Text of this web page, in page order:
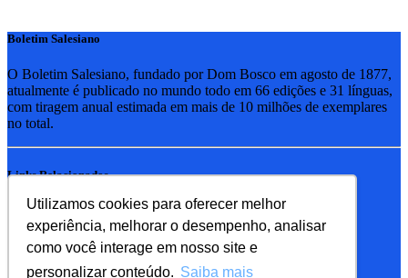
Utilizamos cookies para oferecer melhor
experiência, melhorar o desempenho, analisar
como você interage em nosso site e
personalizar conteúdo. Saiba mais
Boletim Salesiano
O Boletim Salesiano, fundado por Dom Bosco em agosto de 1877,
atualmente é publicado no mundo todo em 66 edições e 31 línguas,
com tiragem anual estimada em mais de 10 milhões de exemplares
no total.
Links Relacionados
RSB - Rede Salesiana Brasil
EDEBE - Editora
UPV - União pela Vida